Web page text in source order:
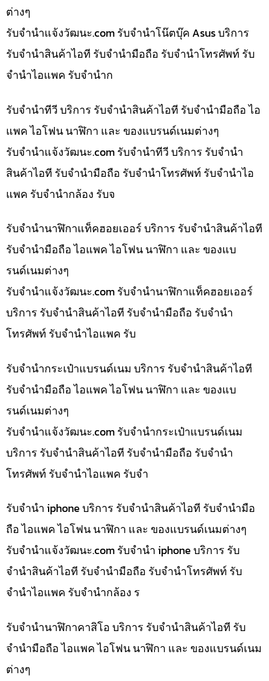
ต่างๆ
รับจํานําแจ้งวัฒนะ.com รับจำนำโน๊ตบุ๊ค Asus บริการ
รับจำนำสินค้าไอที รับจำนำมือถือ รับจำนำโทรศัพท์ รับ
จำนำไอแพค รับจำนำก
รับจำนำทีวี บริการ รับจำนำสินค้าไอที รับจำนำมือถือ ไอ
แพค ไอโฟน นาฬิกา และ ของแบรนด์เนมต่างๆ
รับจํานําแจ้งวัฒนะ.com รับจำนำทีวี บริการ รับจำนำ
สินค้าไอที รับจำนำมือถือ รับจำนำโทรศัพท์ รับจำนำไอ
แพค รับจำนำกล้อง รับจ
รับจำนำนาฬิกาแท็คฮอยเออร์ บริการ รับจำนำสินค้าไอที
รับจำนำมือถือ ไอแพค ไอโฟน นาฬิกา และ ของแบ
รนด์เนมต่างๆ
รับจํานําแจ้งวัฒนะ.com รับจำนำนาฬิกาแท็คฮอยเออร์
บริการ รับจำนำสินค้าไอที รับจำนำมือถือ รับจำนำ
โทรศัพท์ รับจำนำไอแพค รับ
รับจำนำกระเป๋าแบรนด์เนม บริการ รับจำนำสินค้าไอที
รับจำนำมือถือ ไอแพค ไอโฟน นาฬิกา และ ของแบ
รนด์เนมต่างๆ
รับจํานําแจ้งวัฒนะ.com รับจำนำกระเป๋าแบรนด์เนม
บริการ รับจำนำสินค้าไอที รับจำนำมือถือ รับจำนำ
โทรศัพท์ รับจำนำไอแพค รับจำ
รับจำนำ iphone บริการ รับจำนำสินค้าไอที รับจำนำมือ
ถือ ไอแพค ไอโฟน นาฬิกา และ ของแบรนด์เนมต่างๆ
รับจํานําแจ้งวัฒนะ.com รับจำนำ iphone บริการ รับ
จำนำสินค้าไอที รับจำนำมือถือ รับจำนำโทรศัพท์ รับ
จำนำไอแพค รับจำนำกล้อง ร
รับจำนำนาฬิกาคาสิโอ บริการ รับจำนำสินค้าไอที รับ
จำนำมือถือ ไอแพค ไอโฟน นาฬิกา และ ของแบรนด์เนม
ต่างๆ